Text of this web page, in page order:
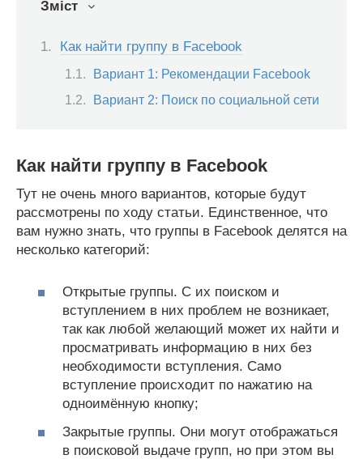
Зміст
Как найти группу в Facebook
Вариант 1: Рекомендации Facebook
Вариант 2: Поиск по социальной сети
Как найти группу в Facebook
Тут не очень много вариантов, которые будут
рассмотрены по ходу статьи. Единственное, что
вам нужно знать, что группы в Facebook делятся на
несколько категорий:
Открытые группы. С их поиском и
вступлением в них проблем не возникает,
так как любой желающий может их найти и
просматривать информацию в них без
необходимости вступления. Само
вступление происходит по нажатию на
одноимённую кнопку;
Закрытые группы. Они могут отображаться
в поисковой выдаче групп, но при этом вы